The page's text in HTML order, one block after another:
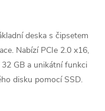
deska s čipsetem
Nabízí PCIe 2.0 x16,
GB a unikátní funkci
disku pomocí SSD.